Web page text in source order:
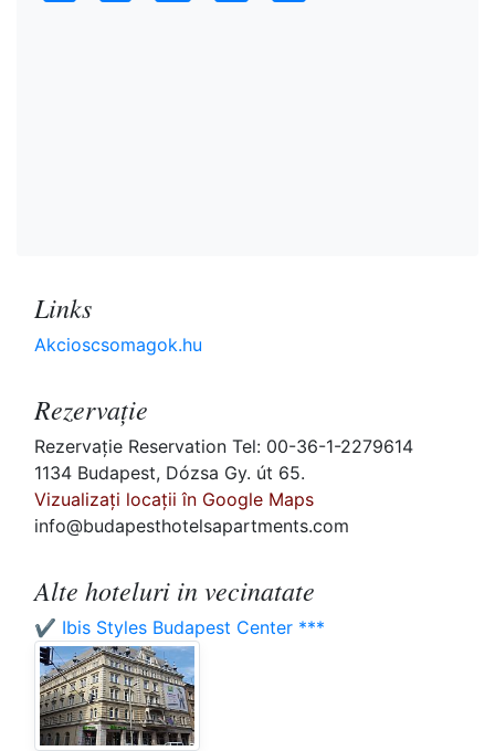
Links
Akcioscsomagok.hu
Rezervaţie
Rezervaţie Reservation Tel: 00-36-1-2279614
1134 Budapest, Dózsa Gy. út 65.
Vizualizați locații în Google Maps
info@budapesthotelsapartments.com
Alte hoteluri in vecinatate
✔️ Ibis Styles Budapest Center ***